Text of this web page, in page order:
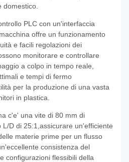
domestico.
PLC con un'interfaccia
offre un funzionamento
e facili regolazioni dei
monitorare e controllare
a colpo in tempo reale,
e tempi di fermo
per la produzione di una vasta
in plastica.
c'e' una vite di 80 mm di
D di 25:1,assicurare un'efficiente
materie prime per un flusso
consistenza del
configurazioni flessibili della